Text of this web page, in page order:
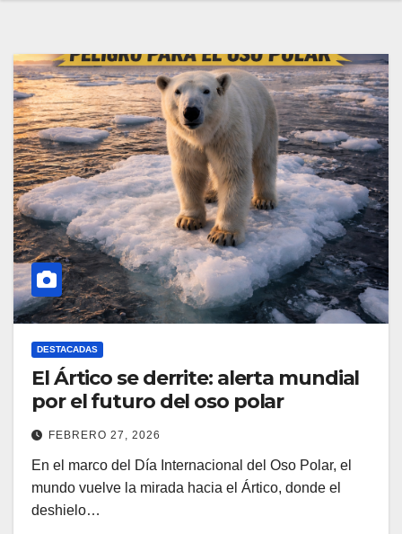
DESTACADAS
El Ártico se derrite: alerta mundial
por el futuro del oso polar
FEBRERO 27, 2026
En el marco del Día Internacional del Oso Polar, el
mundo vuelve la mirada hacia el Ártico, donde el
deshielo…